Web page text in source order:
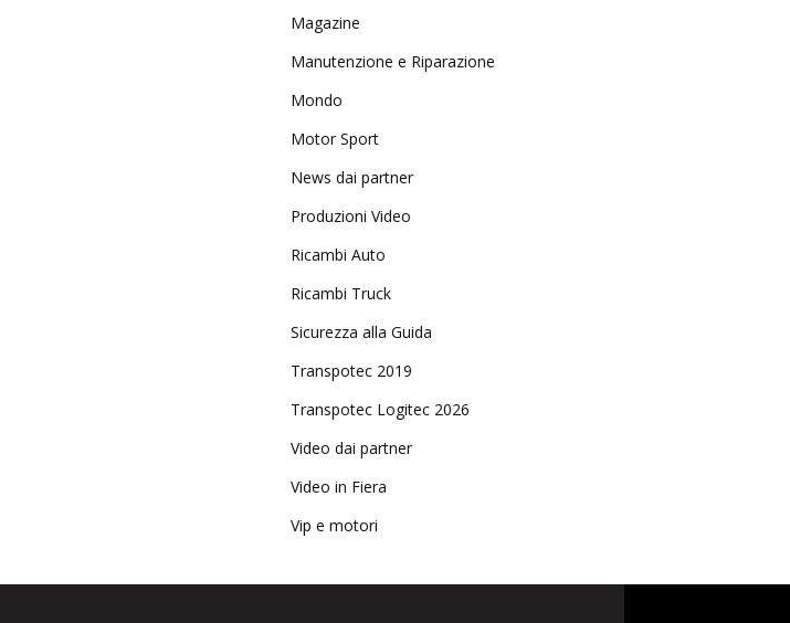
Magazine
Manutenzione e Riparazione
Mondo
Motor Sport
News dai partner
Produzioni Video
Ricambi Auto
Ricambi Truck
Sicurezza alla Guida
Transpotec 2019
Transpotec Logitec 2026
Video dai partner
Video in Fiera
Vip e motori